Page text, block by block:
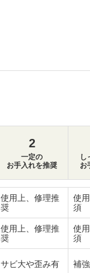
2
一定の
お手入れを推奨
し
お
使用上、修理推
奨
使
須
使用上、修理推
奨
使
須
サビ大や歪み有 補